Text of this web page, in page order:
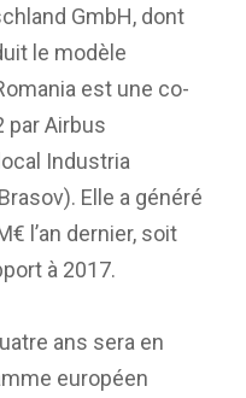
GmbH, dont
le modèle
est une co-
par Airbus
Industria
Elle a généré
l’an dernier, soit
à 2017.
ans sera en
européen